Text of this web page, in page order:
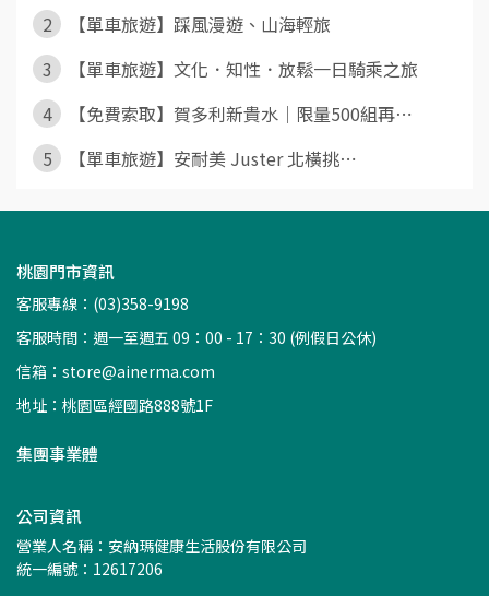
2
【單車旅遊】踩風漫遊、山海輕旅
3
【單車旅遊】文化．知性．放鬆一日騎乘之旅
4
【免費索取】賀多利新貴水｜限量500組再⋯
5
【單車旅遊】安耐美 Juster 北橫挑⋯
桃園門市資訊
客服專線：(03)358-9198
客服時間：週一至週五 09：00 - 17：30 (例假日公休)
信箱： store@ainerma.com
地址：桃園區經國路888號1F
集團事業體
公司資訊
營業人名稱：安納瑪健康生活股份有限公司
統一編號：12617206